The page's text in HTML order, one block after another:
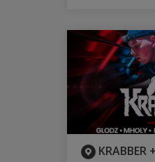
KRABBER